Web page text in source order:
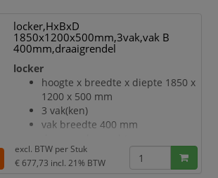
verdraaibare, dubbele
schuifhaken
openslaande deur met
etikettenlijst en ventilatiesleuven
inliggende deuren met
binnenliggende penscharnieren
Elke deur is standaard uitgerust
met een systeem voor gedempte
sluiting
Hoge stabiliteit en torsiestijfheid
dankzij m
locker,HxBxD
1850x1200x500mm,3vak,vak B
400mm,draaigrendel
locker
hoogte x breedte x diepte 1850 x
1200 x 500 mm
3 vak(ken)
vak breedte 400 mm
deuropeningshoek 110 °
per vak een vastgelaste
excl. BTW per Stuk
€ 677,73 incl. 21% BTW